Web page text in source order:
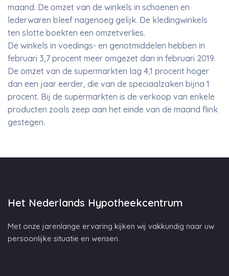
maand. De omzet van de winkels in schoenen en
lederwaren bleef nagenoeg gelijk. De kledingwinkels
ten slotte boekten een omzetverlies.
De winkels in voedings- en genotmiddelen hebben in
februari 3,7 procent meer omgezet dan in februari 2019.
De omzet van de supermarkten lag 4,1 procent hoger
dan een jaar eerder, die van de speciaalzaken bijna 1
procent. Bij de supermarkten is de verkoop van enkele
producten zoals zeep aan het einde van de maand flink
gestegen.
Het Nederlands Hypotheekcentrum
Met onze jarenlange ervaring kijken wij vakkundig naar uw
persoonlijke situatie en wensen.